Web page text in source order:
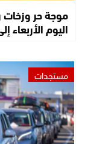
موجة حر وزخات
اليوم
مستجدات